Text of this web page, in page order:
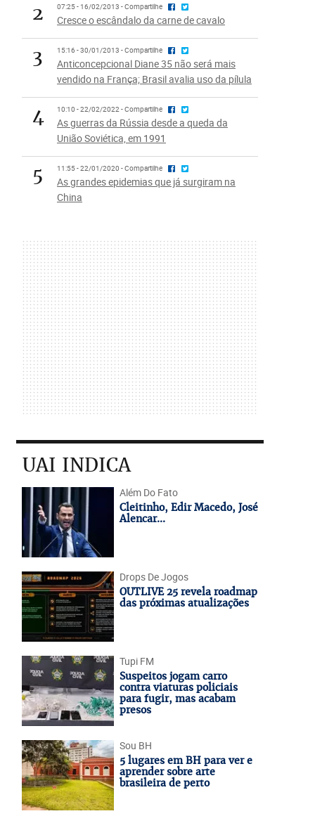
2 07:25 - 16/02/2013 - Compartilhe
Cresce o escândalo da carne de cavalo
3 15:16 - 30/01/2013 - Compartilhe
Anticoncepcional Diane 35 não será mais
vendido na França; Brasil avalia uso da pílula
4 10:10 - 22/02/2022 - Compartilhe
As guerras da Rússia desde a queda da
União Soviética, em 1991
5 11:55 - 22/01/2020 - Compartilhe
As grandes epidemias que já surgiram na
China
UAI INDICA
Além Do Fato
Cleitinho, Edir Macedo, José
Alencar...
Drops De Jogos
OUTLIVE 25 revela roadmap
das próximas atualizações
Tupi FM
Suspeitos jogam carro
contra viaturas policiais
para fugir, mas acabam
presos
Sou BH
5 lugares em BH para ver e
aprender sobre arte
brasileira de perto